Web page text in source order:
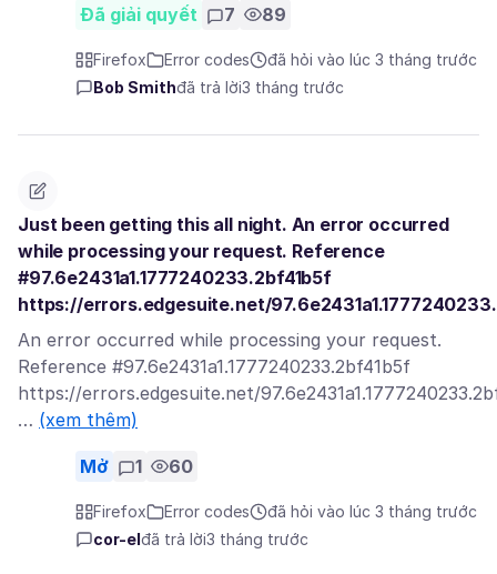
Đã giải quyết 7 89
Firefox Error codes
đã hỏi vào lúc 3 tháng trước
Bob Smithđã trả lời3 tháng trước
Just been getting this all night. An error occurred
while processing your request. Reference
#97.6e2431a1.1777240233.2bf41b5f
https://errors.edgesuite.net/
An error occurred while processing your request.
Reference #97.6e2431a1.1777240233.2bf41b5f
https://errors.edgesuite.net/
… (xem thêm)
Mở 1 60
Firefox Error codes
đã hỏi vào lúc 3 tháng trước
cor-el đã trả lời3 tháng trước